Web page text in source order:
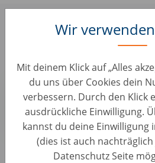
Wir
Mit deinem Klick auf „Alles
du uns über Cookies dein
verbessern. Durch den Klick
ausdrückliche Einwilligung.
kannst du deine Einwilligung
(dies ist auch
Datenschutz Seite
Hier findest du
die für dich
Junior Accountmanager
Vertrieb • Niederlande, Utrecht
AUTO1 Group
Alle Jobs